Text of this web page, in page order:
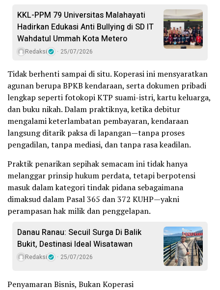
KKL-PPM 79 Universitas Malahayati
Hadirkan Edukasi Anti Bullying di SD IT
Wahdatul Ummah Kota Metero
Redaksi 25/07/2026
Tidak berhenti sampai di situ. Koperasi ini mensyaratkan
agunan berupa BPKB kendaraan, serta dokumen pribadi
lengkap seperti fotokopi KTP suami-istri, kartu keluarga,
dan buku nikah. Dalam praktiknya, ketika debitur
mengalami keterlambatan pembayaran, kendaraan
langsung ditarik paksa di lapangan—tanpa proses
pengadilan, tanpa mediasi, dan tanpa rasa keadilan.
Praktik penarikan sepihak semacam ini tidak hanya
melanggar prinsip hukum perdata, tetapi berpotensi
masuk dalam kategori tindak pidana sebagaimana
dimaksud dalam Pasal 365 dan 372 KUHP—yakni
perampasan hak milik dan penggelapan.
Danau Ranau: Secuil Surga Di Balik
Bukit, Destinasi Ideal Wisatawan
Redaksi 25/07/2026
Penyamaran Bisnis, Bukan Koperasi